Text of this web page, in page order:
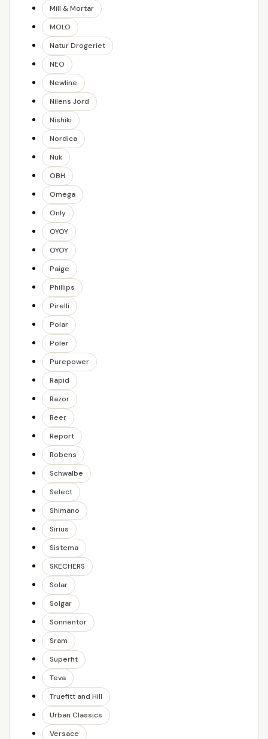
Mill & Mortar
MOLO
Natur Drogeriet
NEO
Newline
Nilens Jord
Nishiki
Nordica
Nuk
OBH
Omega
Only
OYOY
OYOY
Paige
Phillips
Pirelli
Polar
Poler
Purepower
Rapid
Razor
Reer
Report
Robens
Schwalbe
Select
Shimano
Sirius
Sistema
SKECHERS
Solar
Solgar
Sonnentor
Sram
Superfit
Teva
Truefitt and Hill
Urban Classics
Versace